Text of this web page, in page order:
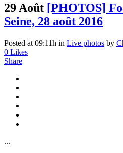
29 Août [PHOTOS]
Seine, 28 août 2016
Posted at 09:11h in Live photos by
0 Likes
Share
...